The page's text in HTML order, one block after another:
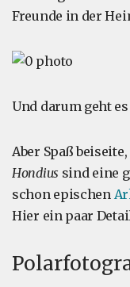
Freunde in der
Und darum geht
Aber Spaß
Hondius sind eine
schon epischen
Hier ein paar